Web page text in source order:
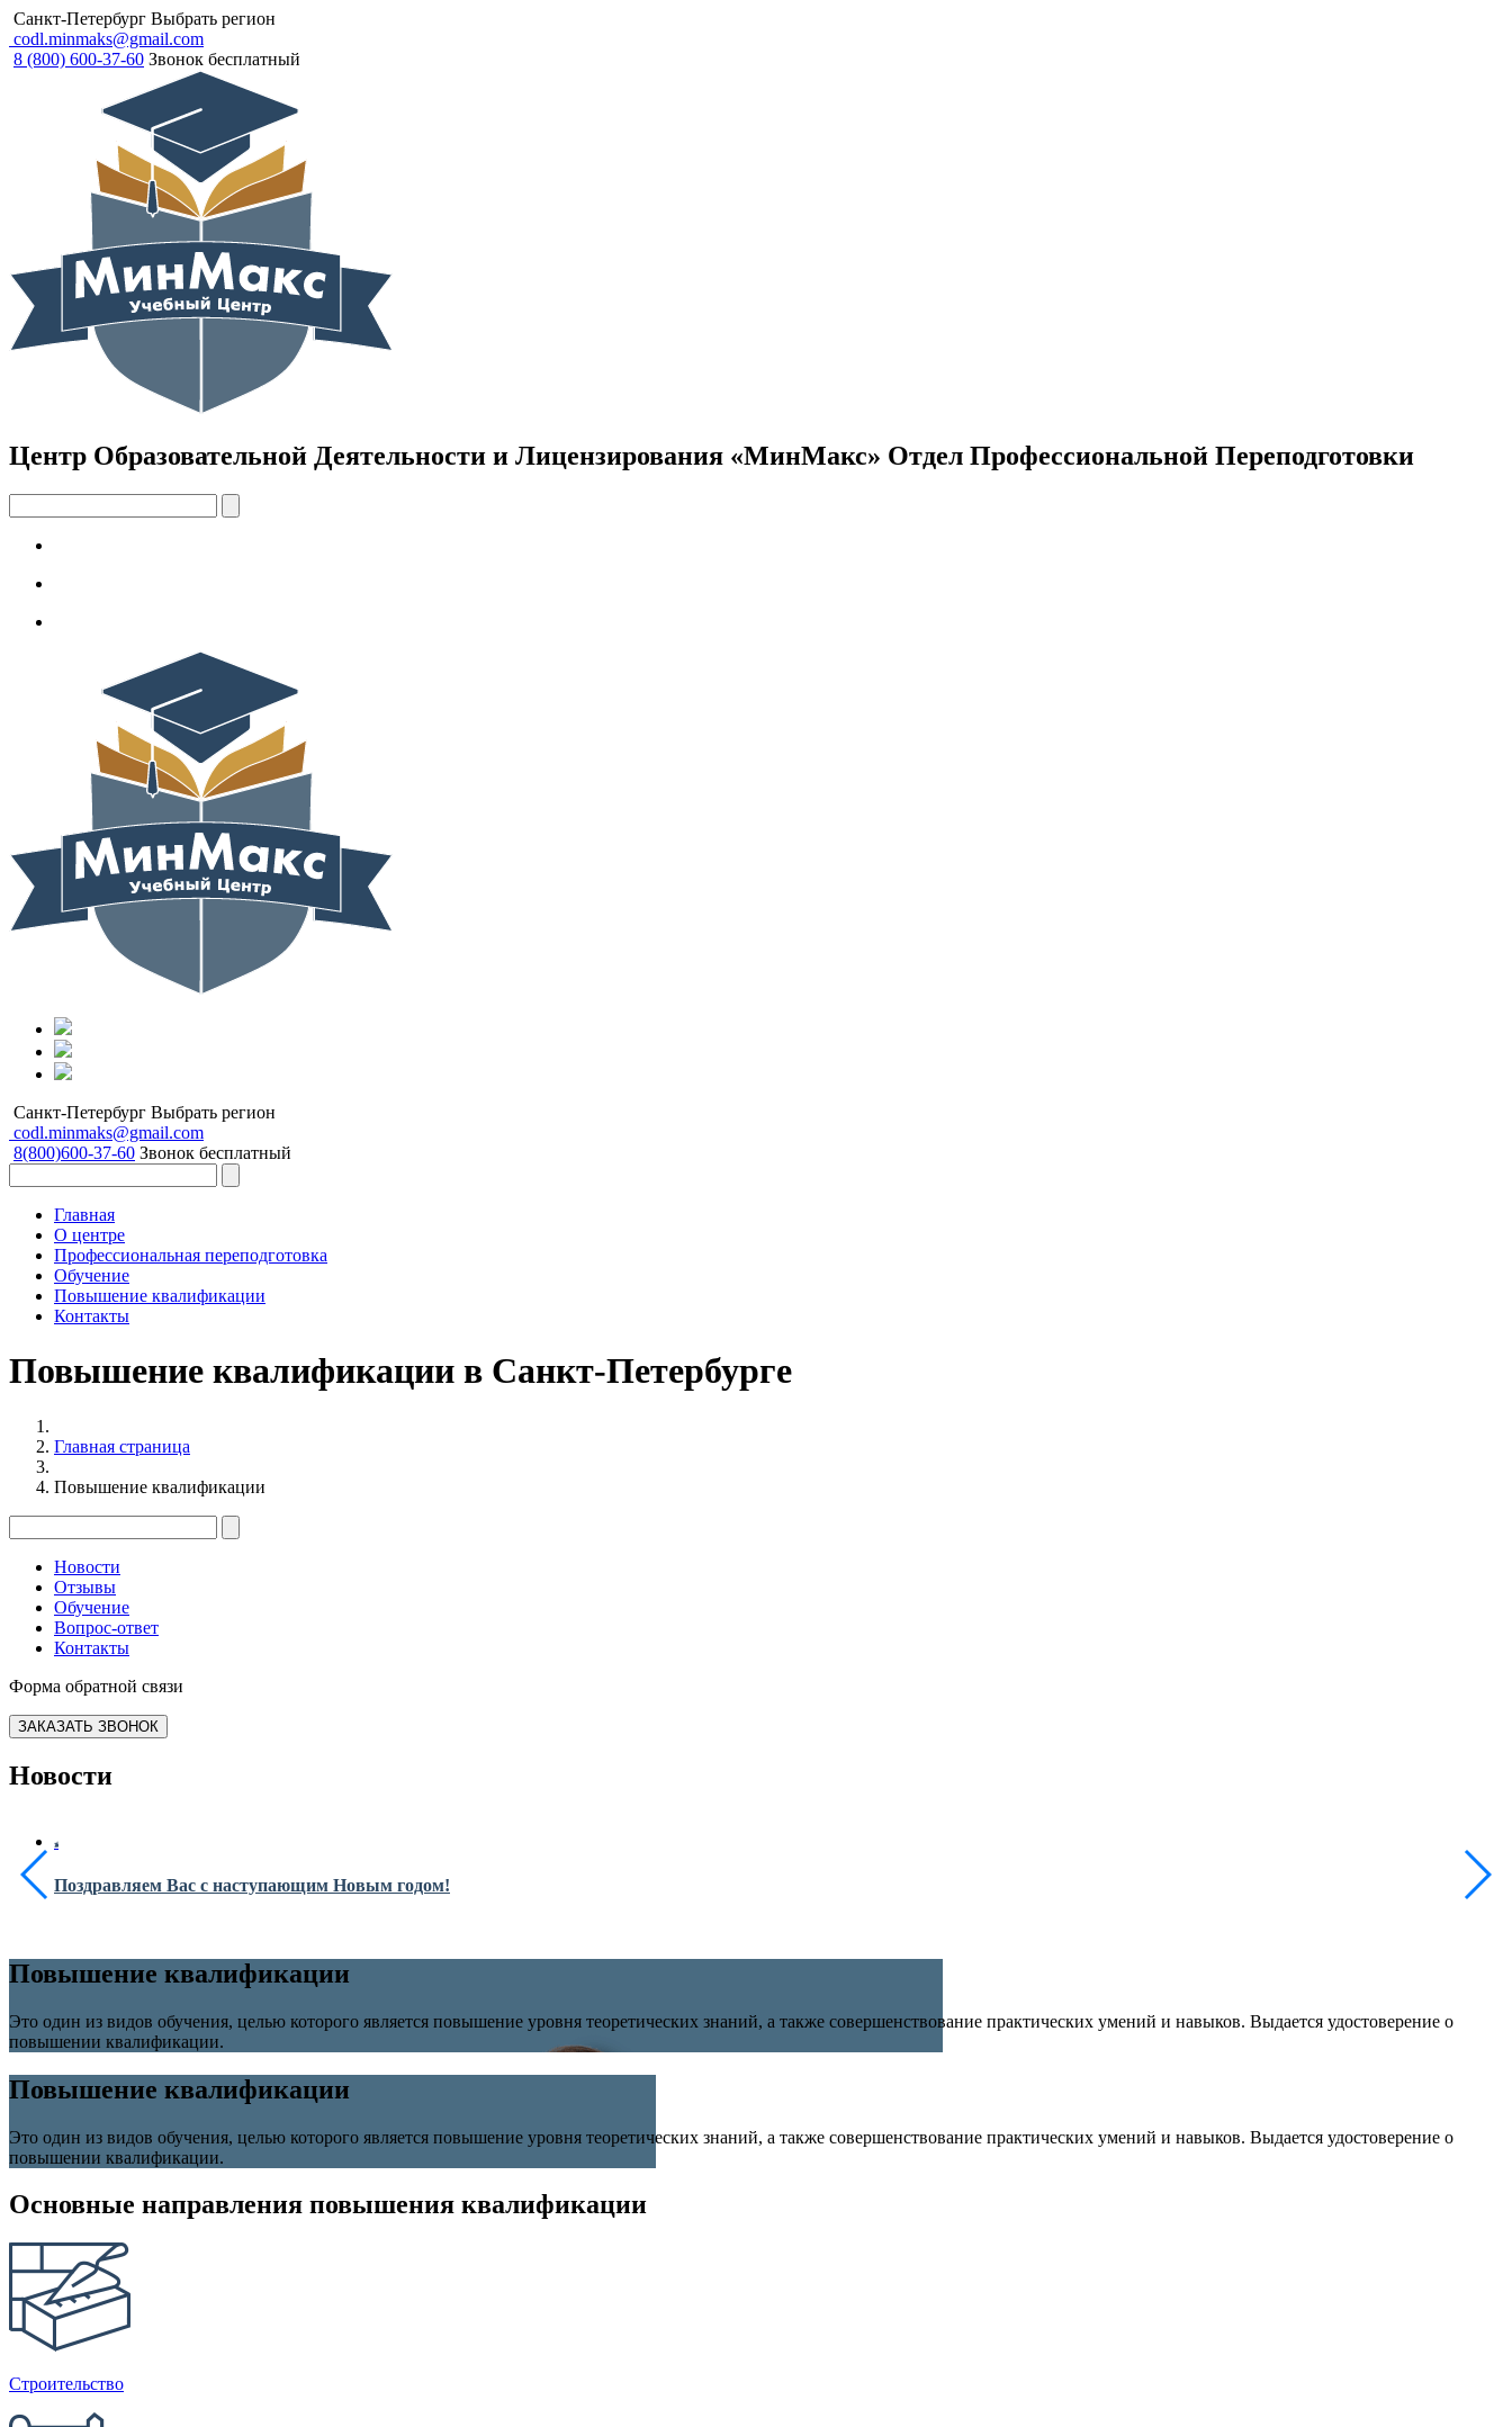
Санкт-Петербург Выбрать регион
codl.minmaks@gmail.com
8 (800) 600-37-60 Звонок бесплатный
Центр Образовательной Деятельности и Лицензирования «МинМакс» Отдел Профессиональной Переподготовки
Санкт-Петербург Выбрать регион
codl.minmaks@gmail.com
8(800)600-37-60 Звонок бесплатный
Главная
О центре
Профессиональная переподготовка
Обучение
Повышение квалификации
Контакты
Повышение квалификации в Санкт-Петербурге
Главная страница
Повышение квалификации
Новости
Отзывы
Обучение
Вопрос-ответ
Контакты
Форма обратной связи
ЗАКАЗАТЬ ЗВОНОК
Новости
Поздравляем Вас с наступающим Новым годом!
Повышение квалификации
Это один из видов обучения, целью которого является повышение уровня теоретических знаний, а также совершенствование практических умений и навыков. Выдается удостоверение о
повышении квалификации.
Повышение квалификации
Это один из видов обучения, целью которого является повышение уровня теоретических знаний, а также совершенствование практических умений и навыков. Выдается удостоверение о
повышении квалификации.
Основные направления повышения квалификации
Строительство